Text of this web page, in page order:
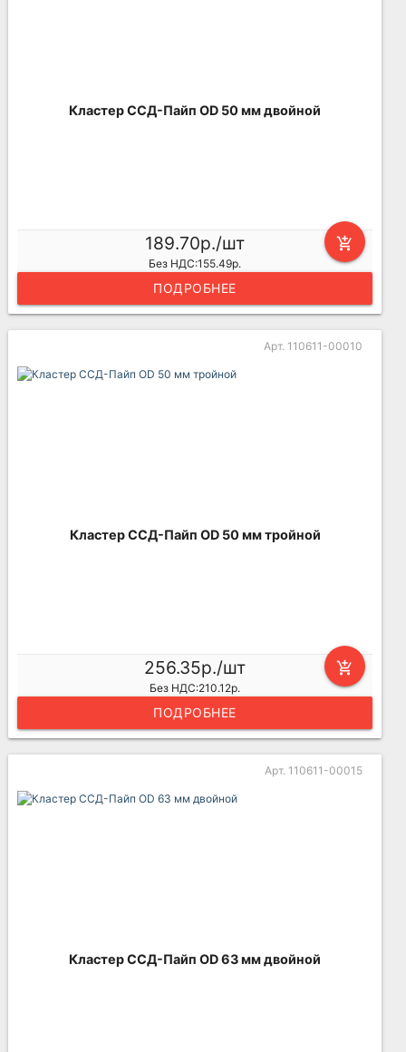
Кластер ССД-Пайп OD 50 мм двойной
add_shopping_cart
189.70р./шт
Без НДС:155.49р.
ПОДРОБНЕЕ
Арт. 110611-00010
Кластер ССД-Пайп OD 50 мм тройной
add_shopping_cart
256.35р./шт
Без НДС:210.12р.
ПОДРОБНЕЕ
Арт. 110611-00015
Кластер ССД-Пайп OD 63 мм двойной